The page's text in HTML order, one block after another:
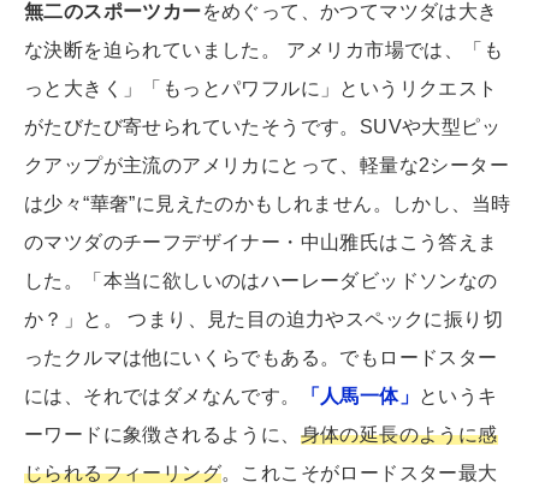
無二のスポーツカーをめぐって、かつてマツダは大き
な決断を迫られていました。 アメリカ市場では、「も
っと大きく」「もっとパワフルに」というリクエスト
がたびたび寄せられていたそうです。SUVや大型ピッ
クアップが主流のアメリカにとって、軽量な2シーター
は少々“華奢”に見えたのかもしれません。しかし、当時
のマツダのチーフデザイナー・中山雅氏はこう答えま
した。「本当に欲しいのはハーレーダビッドソンなの
か？」と。 つまり、見た目の迫力やスペックに振り切
ったクルマは他にいくらでもある。でもロードスター
には、それではダメなんです。
「人馬一体」 というキ
ーワードに象徴されるように、 身体の延長のように感
じられるフィーリング。これこそがロードスター最大